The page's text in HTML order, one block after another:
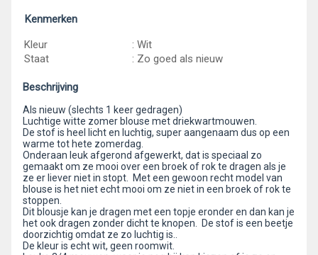
Kenmerken
Kleur
: Wit
Staat
: Zo goed als nieuw
Beschrijving
Als nieuw (slechts 1 keer gedragen)
Luchtige witte zomer blouse met driekwartmouwen.
De stof is heel licht en luchtig, super aangenaam dus op een
warme tot hete zomerdag.
Onderaan leuk afgerond afgewerkt, dat is speciaal zo
gemaakt om ze mooi over een broek of rok te dragen als je
ze er liever niet in stopt. Met een gewoon recht model van
blouse is het niet echt mooi om ze niet in een broek of rok te
stoppen.
Dit blousje kan je dragen met een topje eronder en dan kan je
het ook dragen zonder dicht te knopen. De stof is een beetje
doorzichtig omdat ze zo luchtig is..
De kleur is echt wit, geen roomwit.